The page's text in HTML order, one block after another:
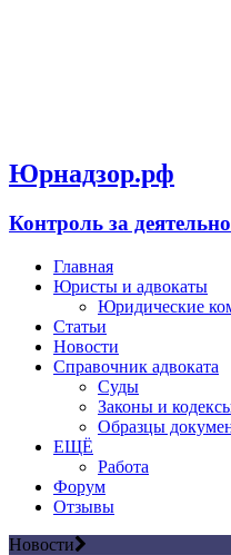
Юрнадзор.рф
Контроль за
Главная
Юристы и адвокаты
Юридические
Статьи
Новости
Справочник адвоката
Суды
Законы и
Образцы
ЕЩЁ
Работа
Форум
Отзывы
Новости